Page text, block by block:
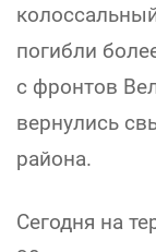
погибли
с фронтов
вернулись
района.
Сегодня на